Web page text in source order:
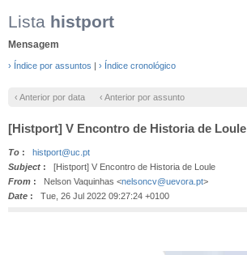
Lista histport
Mensagem
› Índice por assuntos | › Índice cronológico
‹ Anterior por data ‹ Anterior por assunto
[Histport] V Encontro de Historia de Loule
To :
histport@uc.pt
Subject : [Histport] V Encontro de Historia de Loule
From : Nelson Vaquinhas <nelsoncv@uevora.pt>
Date : Tue, 26 Jul 2022 09:27:24 +0100